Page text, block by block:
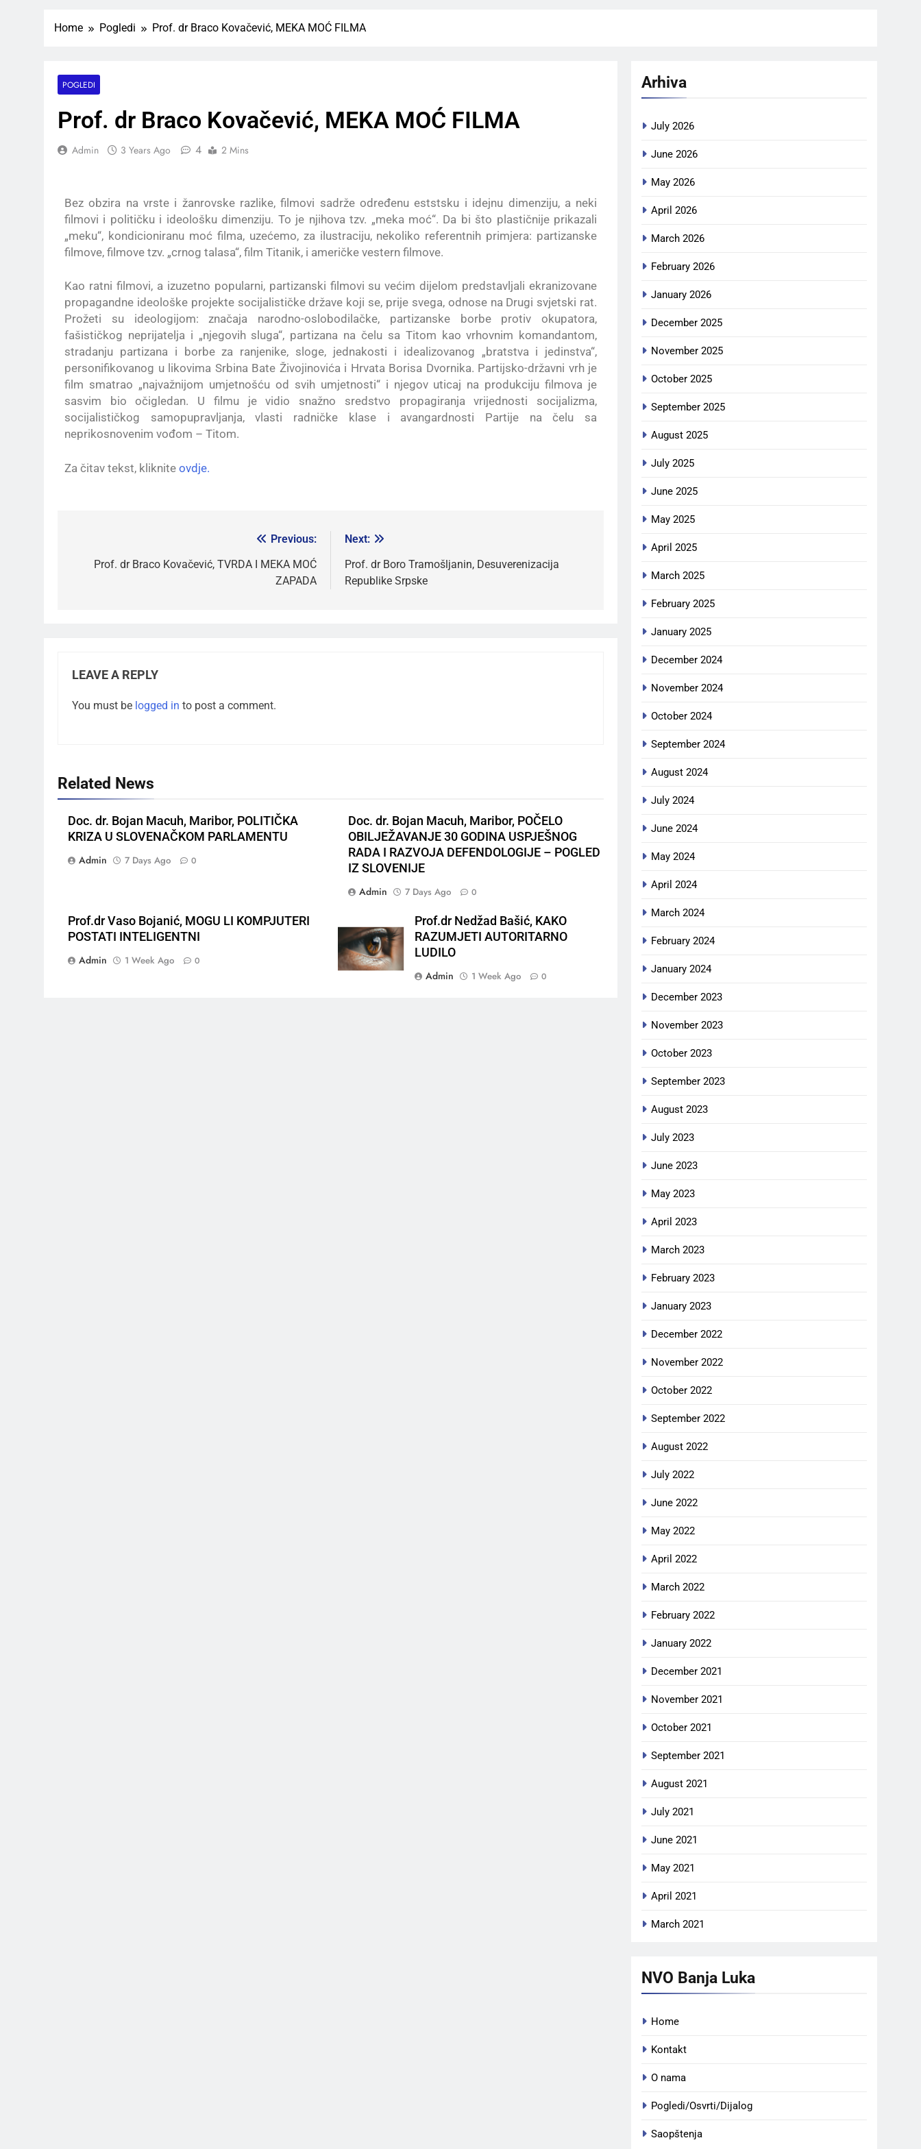
Home Pogledi Prof. dr Braco Kovačević, MEKA MOĆ FILMA
POGLEDI
Prof. dr Braco Kovačević, MEKA MOĆ FILMA
Admin 3 Years Ago 4 2 Mins
Bez obzira na vrste i žanrovske razlike, filmovi sadrže određenu eststsku i idejnu dimenziju, a neki
filmovi i političku i ideološku dimenziju. To je njihova tzv. „meka moć“. Da bi što plastičnije prikazali
„meku“, kondicioniranu moć filma, uzećemo, za ilustraciju, nekoliko referentnih primjera: partizanske
filmove, filmove tzv. „crnog talasa“, film Titanik, i američke vestern filmove.
Kao ratni filmovi, a izuzetno popularni, partizanski filmovi su većim dijelom predstavljali ekranizovane
propagandne ideološke projekte socijalističke države koji se, prije svega, odnose na Drugi svjetski rat.
Prožeti su ideologijom: značaja narodno-oslobodilačke, partizanske borbe protiv okupatora,
fašističkog neprijatelja i „njegovih sluga“, partizana na čelu sa Titom kao vrhovnim komandantom,
stradanju partizana i borbe za ranjenike, sloge, jednakosti i idealizovanog „bratstva i jedinstva“,
personifikovanog u likovima Srbina Bate Živojinovića i Hrvata Borisa Dvornika. Partijsko-državni vrh je
film smatrao „najvažnijom umjetnošću od svih umjetnosti“ i njegov uticaj na produkciju filmova je
sasvim bio očigledan. U filmu je vidio snažno sredstvo propagiranja vrijednosti socijalizma,
socijalističkog samopupravljanja, vlasti radničke klase i avangardnosti Partije na čelu sa
neprikosnovenim vođom – Titom.
Za čitav tekst, kliknite ovdje.
Previous:
Prof. dr Braco Kovačević, TVRDA I MEKA MOĆ
ZAPADA
Next:
Prof. dr Boro Tramošljanin, Desuverenizacija
Republike Srpske
LEAVE A REPLY
You must be logged in to post a comment.
Related News
Doc. dr. Bojan Macuh, Maribor, POLITIČKA
KRIZA U SLOVENAČKOM PARLAMENTU
Admin
7 Days Ago 0
Doc. dr. Bojan Macuh, Maribor, POČELO
OBILJEŽAVANJE 30 GODINA USPJEŠNOG
RADA I RAZVOJA DEFENDOLOGIJE – POGLED
IZ SLOVENIJE
Admin
7 Days Ago 0
Prof.dr Vaso Bojanić, MOGU LI KOMPJUTERI
POSTATI INTELIGENTNI
Admin
1 Week Ago 0
Prof.dr Nedžad Bašić, KAKO
RAZUMJETI AUTORITARNO
LUDILO
Admin
1 Week Ago 0
Arhiva
July 2026
June 2026
May 2026
April 2026
March 2026
February 2026
January 2026
December 2025
November 2025
October 2025
September 2025
August 2025
July 2025
June 2025
May 2025
April 2025
March 2025
February 2025
January 2025
December 2024
November 2024
October 2024
September 2024
August 2024
July 2024
June 2024
May 2024
April 2024
March 2024
February 2024
January 2024
December 2023
November 2023
October 2023
September 2023
August 2023
July 2023
June 2023
May 2023
April 2023
March 2023
February 2023
January 2023
December 2022
November 2022
October 2022
September 2022
August 2022
July 2022
June 2022
May 2022
April 2022
March 2022
February 2022
January 2022
December 2021
November 2021
October 2021
September 2021
August 2021
July 2021
June 2021
May 2021
April 2021
March 2021
NVO Banja Luka
Home
Kontakt
O nama
Pogledi/Osvrti/Dijalog
Saopštenja